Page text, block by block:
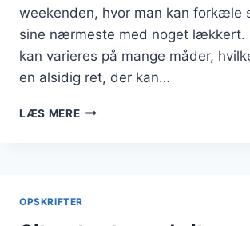
weekenden, hvor man kan forkæle
sine nærmeste med noget
kan varieres på mange måder,
en alsidig ret, der kan…
LÆS MERECITRONTÆRTE
OPSKRIFTER